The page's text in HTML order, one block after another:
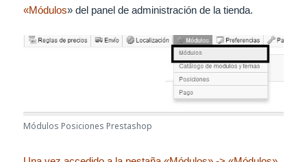
«Módulos» del panel de administración de la tienda.
Módulos Posiciones Prestashop